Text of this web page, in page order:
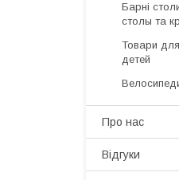
Барні
столы та
Товари
детей
Про нас
Відгуки